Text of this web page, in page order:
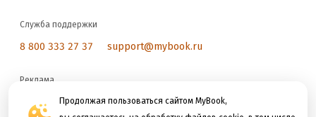
Продолжая пользоваться сайтом MyBook,
Служба поддержки
8 800 333 27 37 support@mybook.ru
Реклама
reklama@litres.ru